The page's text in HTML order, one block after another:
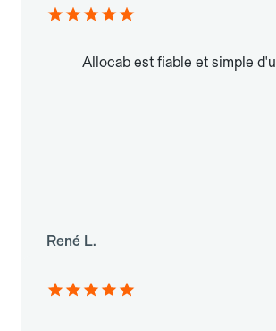
Allocab est fiable et simple
René L.